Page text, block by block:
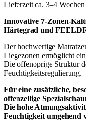
Lieferzeit ca. 3–4 Wochen
Innovative 7-Zonen-
Härtegrad und
Der hochwertige
Liegezonen ermöglicht
Die offenoprige Struktur
Feuchtigkeitsregulierung.
Für eine zusätzliche,
offenzellige
Die hohe
Feuchtigkeit umgehend